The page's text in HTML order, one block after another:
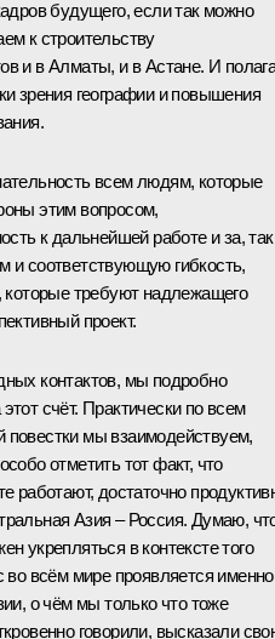
будущего, если так можно
к строительству
и в Алматы, и в Астане. И
зрения географии и повышения
всем людям, которые
этим вопросом,
к дальнейшей работе и за, так
и соответствующую гибкость,
которые требуют надлежащего
проект.
контактов, мы подробно
счёт. Практически по всем
мы взаимодействуем,
отметить тот факт, что
работают, достаточно
Азия – Россия. Думаю,
укрепляться в контексте того
во всём мире проявляется именно
о чём мы только что тоже
говорили, высказали